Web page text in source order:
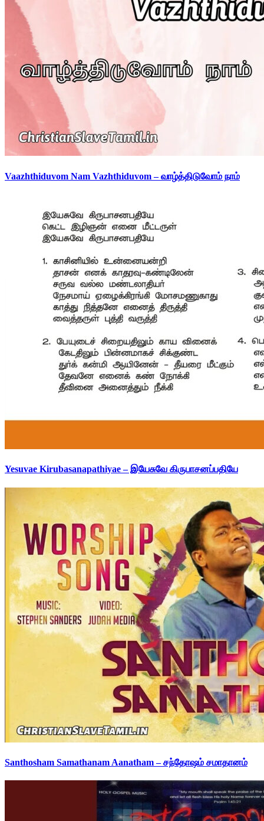
Vaazhthiduvom Nam Vazhthiduvom – வாழ்த்திடுவோம் நாம்
Yesuvae Kirubasanapathiyae – இயேசுவே கிருபாசனப்பதியே
Santhosham Samathanam Aanatham – சந்தோஷம் சமாதானம்